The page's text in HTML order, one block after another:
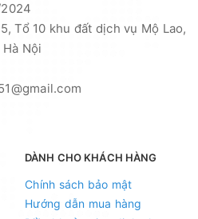
Tổ 10 khu đất dịch vụ Mộ Lao,
Nội
DÀNH CHO KHÁCH HÀNG
Chính sách bảo mật
Hướng dẫn mua hàng